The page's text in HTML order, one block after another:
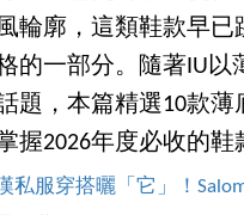
輪廓，這類鞋款早已
的一部分。隨著IU以
題，本篇精選10款薄
握2026年度必收的鞋
私服穿搭曬「它」！